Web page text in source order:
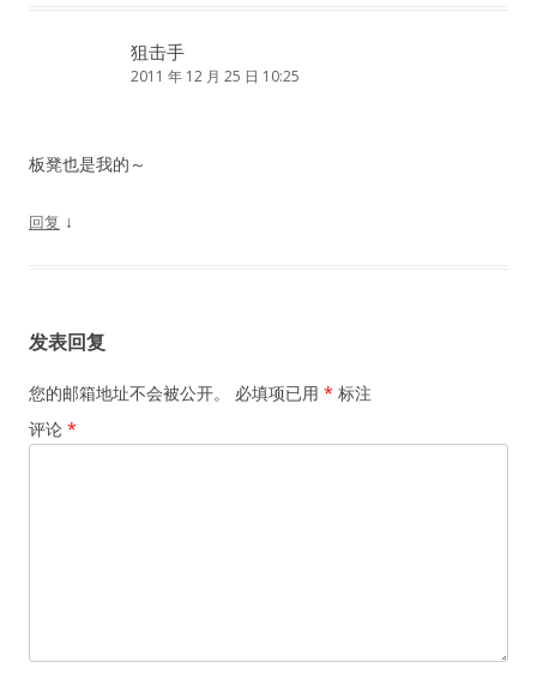
狙击手
2011 年 12 月 25 日 10:25
板凳也是我的～
回复 ↓
发表回复
您的邮箱地址不会被公开。 必填项已用 * 标注
评论 *